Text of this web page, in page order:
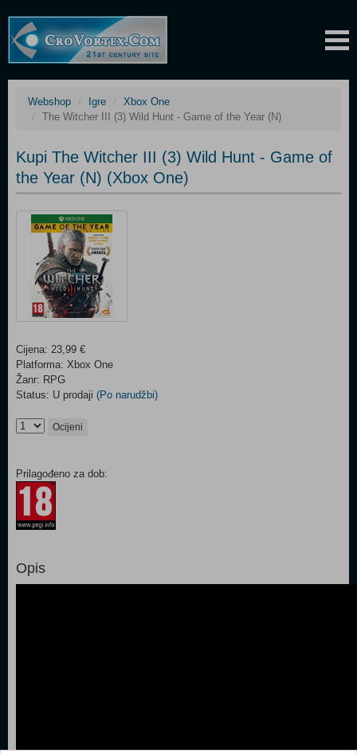
Webshop Igre
Xbox One
The Witcher III (3) Wild Hunt - Game of the Year (N)
Kupi The Witcher III (3) Wild Hunt - Game of
the Year (N) (Xbox One)
Cijena: 23,99 €
Platforma: Xbox One
Žanr: RPG
Status: U prodaji (Po narudžbi)
Ocijeni
Prilagođeno za dob:
Opis